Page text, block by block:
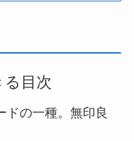
る目次
ドの一種。無印良